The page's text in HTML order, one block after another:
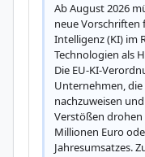
Ab August 2026
neue Vorschriften
Intelligenz (KI) im
Technologien als
Die EU-KI-
Unternehmen,
nachzuweisen
Verstößen drohen
Millionen Euro
Jahresumsatzes.